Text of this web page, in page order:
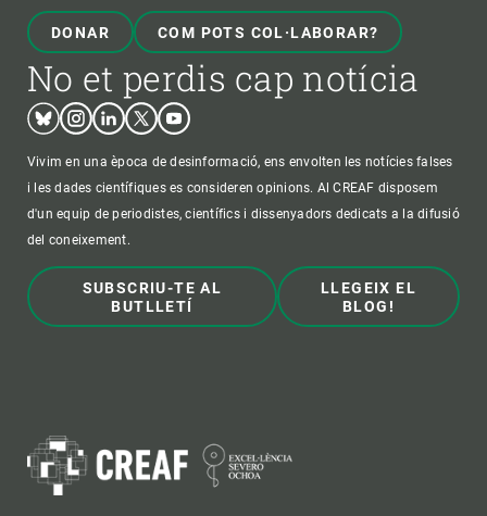
DONAR COM POTS COL·LABORAR?
No et perdis cap notícia
BlueskyInstagram
LinkedinTwitterYoutube
Vivim en una època de desinformació, ens envolten les notícies falses
i les dades científiques es consideren opinions. Al CREAF disposem
d'un equip de periodistes, científics i dissenyadors dedicats a la difusió
del coneixement.
SUBSCRIU-TE AL
BUTLLETÍ
LLEGEIX EL
BLOG!